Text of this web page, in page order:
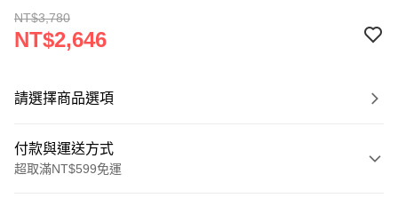
NT$3,780
NT$2,646
請選擇商品選項
付款與運送方式
超取滿NT$599免運